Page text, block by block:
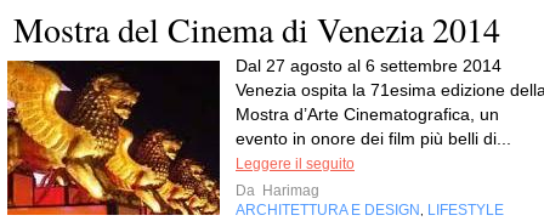
Mostra del Cinema di Venezia 2014
Dal 27 agosto al 6 settembre 2014
Venezia ospita la 71esima edizione
Mostra d’Arte Cinematografica, un
evento in onore dei film più belli di...
Leggere il seguito
Da Harimag
ARCHITETTURA E DESIGN LIFESTYLE